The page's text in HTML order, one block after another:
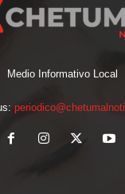
Medio Informativo Local